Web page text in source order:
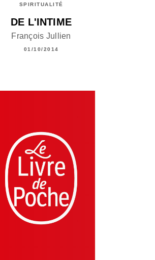
SPIRITUALITÉ
DE L'INTIME
François Jullien
01/10/2014